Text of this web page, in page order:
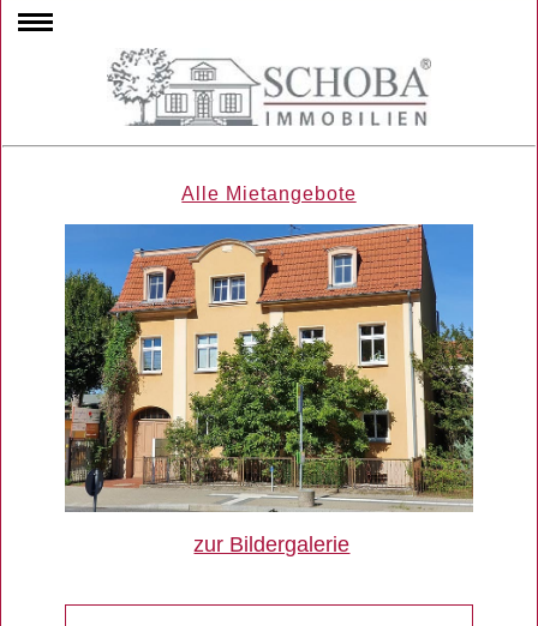
Alle Mietangebote
zur Bildergalerie